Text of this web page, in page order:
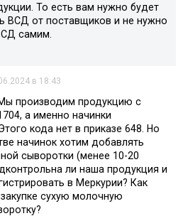
То есть вам нужно будет
ВСД от поставщиков и не нужно
самим.
в 18:43
производим продукцию с
а именно начинки
кода нет в приказе 648. Но
начинок хотим добавлять
сыворотки (менее 10-20
ли наша продукция и
в Меркурии? Как
сухую молочную